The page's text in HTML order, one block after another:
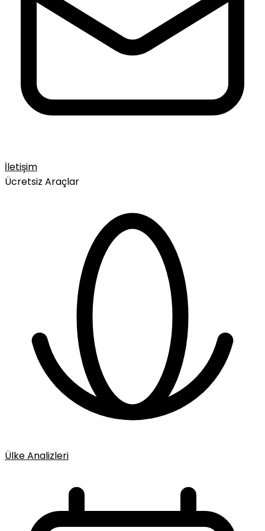
İletişim
Ücretsiz Araçlar
Ülke Analizleri